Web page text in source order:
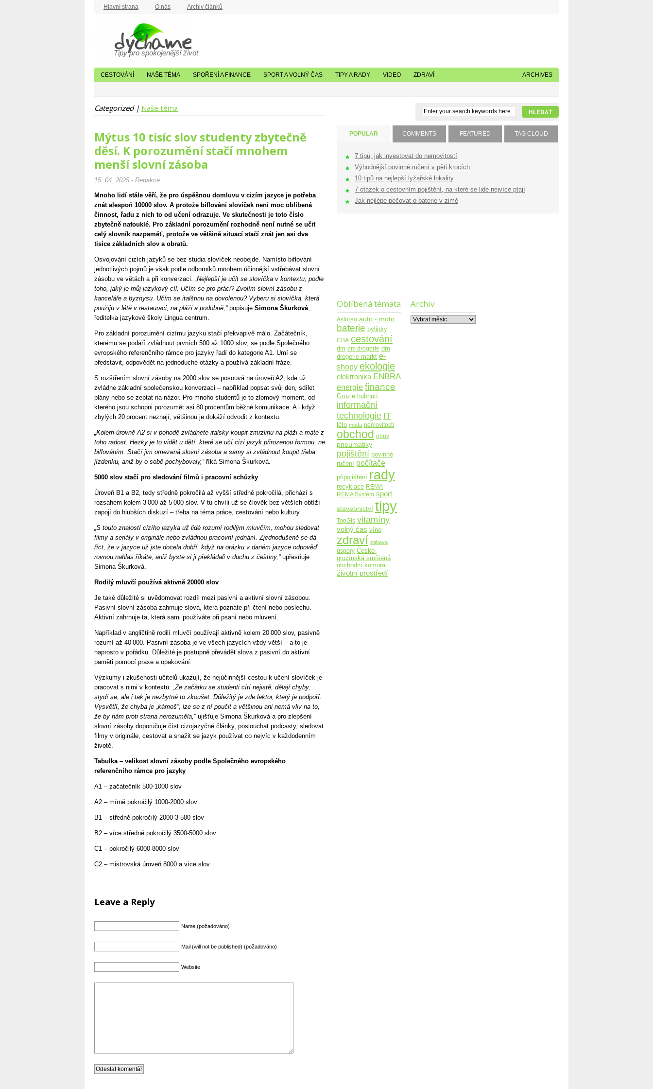
Hlavní strana O nás Archiv článků
Tipy pro spokojenější život
CESTOVÁNÍ NAŠE TÉMA SPOŘENÍ A FINANCE SPORT A VOLNÝ ČAS TIPY A RADY VIDEO ZDRAVÍ ARCHIVES
Categorized | Naše téma
Mýtus 10 tisíc slov studenty zbytečně
děsí. K porozumění stačí mnohem
menší slovní zásoba
15. 04. 2025 - Redakce
Mnoho lidí stále věří, že pro úspěšnou domluvu v cizím jazyce je potřeba
znát alespoň 10000 slov. A protože biflování slovíček není moc oblíbená
činnost, řadu z nich to od učení odrazuje. Ve skutečnosti je toto číslo
zbytečně nafouklé. Pro základní porozumění rozhodně není nutné se učit
celý slovník nazpaměť, protože ve většině situací stačí znát jen asi dva
tisíce základních slov a obratů.
Osvojování cizích jazyků se bez studia slovíček neobejde. Namísto biflování
jednotlivých pojmů je však podle odborníků mnohem účinnější vstřebávat slovní
zásobu ve větách a při konverzaci. „Nejlepší je učit se slovíčka v kontextu, podle
toho, jaký je můj jazykový cíl. Učím se pro práci? Zvolím slovní zásobu z
kanceláře a byznysu. Učím se italštinu na dovolenou? Vyberu si slovíčka, která
použiju v létě v restauraci, na pláži a podobně,“popisuje Simona Škurková,
ředitelka jazykové školy Lingua centrum.
Pro základní porozumění cizímu jazyku stačí překvapivě málo. Začátečník,
kterému se podaří zvládnout prvních 500 až 1000 slov, se podle Společného
evropského referenčního rámce pro jazyky řadí do kategorie A1. Umí se
představit, odpovědět na jednoduché otázky a používá základní fráze.
S rozšířením slovní zásoby na 2000 slov se posouvá na úroveň A2, kde už
zvládne základní společenskou konverzaci – například popsat svůj den, sdílet
plány nebo se zeptat na názor. Pro mnoho studentů je to zlomový moment, od
kterého jsou schopni porozumět asi 80 procentům běžné komunikace. A i když
zbylých 20 procent neznají, většinou je dokáží odvodit z kontextu.
„Kolem úrovně A2 si v pohodě zvládnete italsky koupit zmrzlinu na pláži a máte z
toho radost. Hezky je to vidět u dětí, které se učí cizí jazyk přirozenou formou, ne
biflováním. Stačí jim omezená slovní zásoba a samy si zvládnout koupit třeba
jízdenku, aniž by o sobě pochybovaly,“říká Simona Škurková.
5000 slov stačí pro sledování filmů i pracovní schůzky
Úroveň B1 a B2, tedy středně pokročilá až vyšší středně pokročilá, přichází s
rozsahem kolem 3 000 až 5 000 slov. V tu chvíli už se člověk bez větších obtíží
zapojí do hlubších diskuzí – třeba na téma práce, cestování nebo kultury.
„S touto znalostí cizího jazyka už lidé rozumí rodilým mluvčím, mohou sledovat
filmy a seriály v originále nebo zvládnou pracovní jednání. Zjednodušeně se dá
říct, že v jazyce už jste docela dobří, když na otázku v daném jazyce odpověď
rovnou nahlas říkáte, aniž byste si ji překládali v duchu z češtiny,“upřesňuje
Simona Škurková.
Rodilý mluvčí používá aktivně 20000 slov
Je také důležité si uvědomovat rozdíl mezi pasivní a aktivní slovní zásobou.
Pasivní slovní zásoba zahrnuje slova, která poznáte při čtení nebo poslechu.
Aktivní zahrnuje ta, která sami používáte při psaní nebo mluvení.
Například v angličtině rodilí mluvčí používají aktivně kolem 20 000 slov, pasivně
rozumí až 40 000. Pasivní zásoba je ve všech jazycích vždy větší – a to je
naprosto v pořádku. Důležité je postupně převádět slova z pasivní do aktivní
paměti pomocí praxe a opakování.
Výzkumy i zkušenosti učitelů ukazují, že nejúčinnější cestou k učení slovíček je
pracovat s nimi v kontextu. „Ze začátku se studenti cítí nejistě, dělají chyby,
stydí se, ale i tak je nezbytné to zkoušet. Důležitý je zde lektor, který je podpoří.
Vysvětlí, že chyba je „kámoš“, lze se z ní poučit a většinou ani nemá vliv na to,
že by nám proti strana nerozuměla,“ujišťuje Simona Škurková a pro zlepšení
slovní zásoby doporučuje číst cizojazyčné články, poslouchat podcasty, sledovat
filmy v originále, cestovat a snažit se jazyk používat co nejvíc v každodenním
životě.
Tabulka – velikost slovní zásoby podle Společného evropského
referenčního rámce pro jazyky
A1 – začátečník 500-1000 slov
A2 – mírně pokročilý 1000-2000 slov
B1 – středně pokročilý 2000-3 500 slov
B2 – více středně pokročilý 3500-5000 slov
C1 – pokročilý 6000-8000 slov
C2 – mistrovská úroveň 8000 a více slov
Leave a Reply
Name (požadováno)
Mail (will not be published) (požadováno)
Website
POPULAR COMMENTS FEATURED TAG CLOUD
7 tipů, jak investovat do nemovitostí
Výhodnější povinné ručení v pěti krocích
10 tipů na nejlepší lyžařské lokality
7 otázek o cestovním pojištění, na které se lidé nejvíce ptají
Jak nejlépe pečovat o baterie v zimě
Oblíbená témata
Astoreo auto - moto
baterie bylinky
CBA cestování
dm dm drogerie dm
drogerie markt e-
shopy ekologie
elektronika ENBRA
energie finance
Gruzie hubnutí
informační
technologie IT
léto móda nemovitosti
obchod obuv
pneumatiky
pojištění povinné
ručení počítače
připojištění rady
recyklace REMA
REMA Systém sport
stavebnictví tipy
TopGis vitamíny
volný čas víno
zdraví zábava
úspory Česko-
gruzínská smíšená
obchodní komora
životní prostředí
Archiv
Archiv